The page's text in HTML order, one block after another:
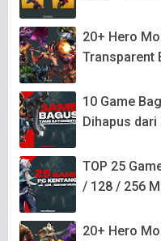
20+ Hero
Transparent
10 Game
Dihapus dari
TOP 25
/ 128 / 256
20+ Hero